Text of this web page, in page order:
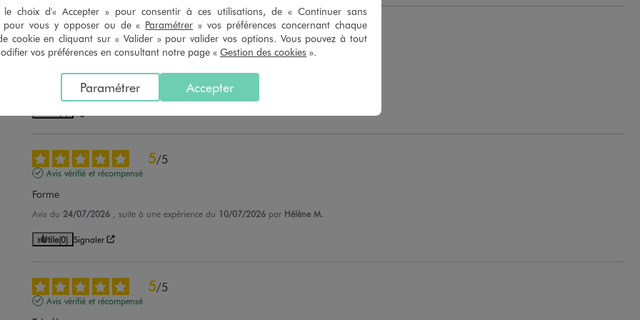
5/5
Avis vérifié et récompensé
25/07/2026 , suite à une expérience du12/07/2026
5/5
Avis vérifié et récompensé
Forme
Avis du 24/07/2026 , suite à une expérience du 10/07/2026 par Hélène M.
Utile(0) Signaler
5/5
Avis vérifié et récompensé
le choix d'« Accepter » pour consentir à ces utilisations, de « Continuer sans
pour vous y opposer ou de « Paramétrer » vos préférences concernant chaque
cookie en cliquant sur « Valider » pour valider vos options. Vous pouvez à tout
vos préférences en consultant notre page « Gestion des cookies ».
Accepter
Paramétrer